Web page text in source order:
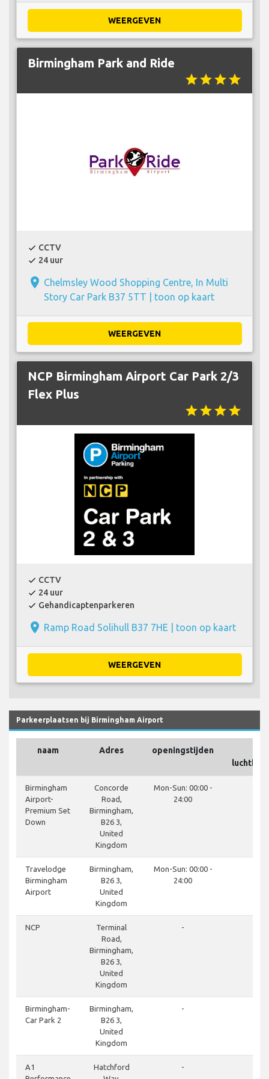
WEERGEVEN
Birmingham Park and Ride
starstarstarstar
check CCTV
check 24 uur
place Chelmsley Wood Shopping Centre, In Multi
Story Car Park B37 5TT | toon op kaart
WEERGEVEN
NCP Birmingham Airport Car Park 2/3
Flex Plus
starstarstarstar
check CCTV
check 24 uur
check Gehandicaptenparkeren
place Ramp Road Solihull B37 7HE | toon op kaart
WEERGEVEN
Parkeerplaatsen bij Birmingham Airport
naam Adres openingstijden
Birmingham
Airport-
Premium Set
Down
Concorde
Road,
Birmingham,
B26 3,
United
Kingdom
Mon-Sun: 00:00 -
24:00
Travelodge
Birmingham
Airport
Birmingham,
B26 3,
United
Kingdom
Mon-Sun: 00:00 -
24:00
NCP
Terminal
Road,
Birmingham,
B26 3,
United
Kingdom
-
Birmingham-
Car Park 2
Birmingham,
B26 3,
United
Kingdom
-
A1
Hatchford
-